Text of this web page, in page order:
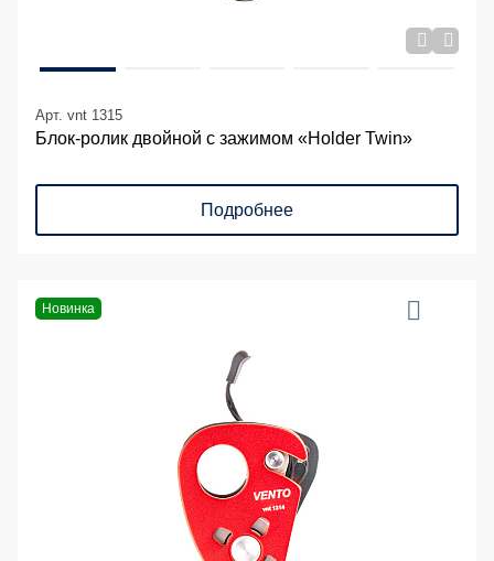
Арт. vnt 1315
Блок-ролик двойной с зажимом «Holder Twin»
Подробнее
Новинка